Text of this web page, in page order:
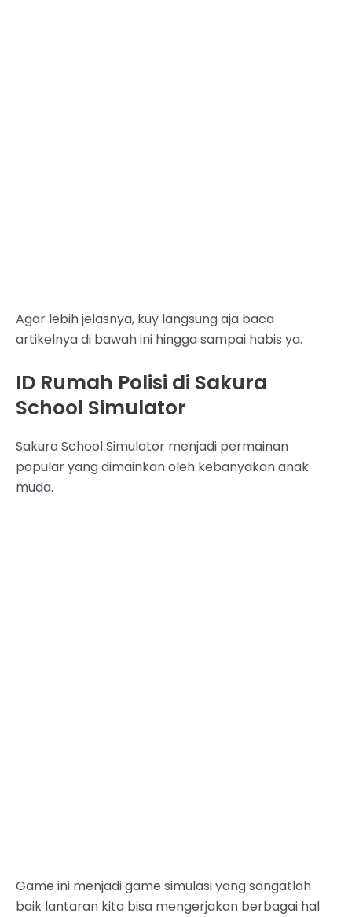
Agar lebih jelasnya, kuy langsung aja baca
artikelnya di bawah ini hingga sampai habis ya.
ID Rumah Polisi di Sakura
School Simulator
Sakura School Simulator menjadi permainan
popular yang dimainkan oleh kebanyakan anak
muda.
Game ini menjadi game simulasi yang sangatlah
baik lantaran kita bisa mengerjakan berbagai hal